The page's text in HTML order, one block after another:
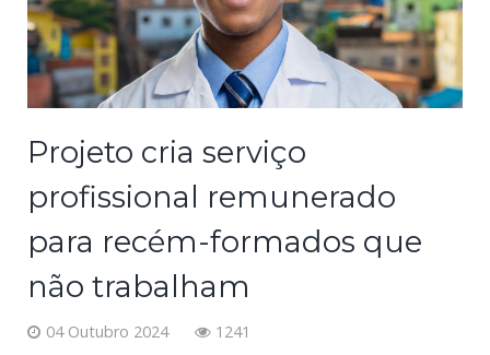
Projeto cria serviço
profissional remunerado
para recém-formados que
não trabalham
04 Outubro 2024 1241